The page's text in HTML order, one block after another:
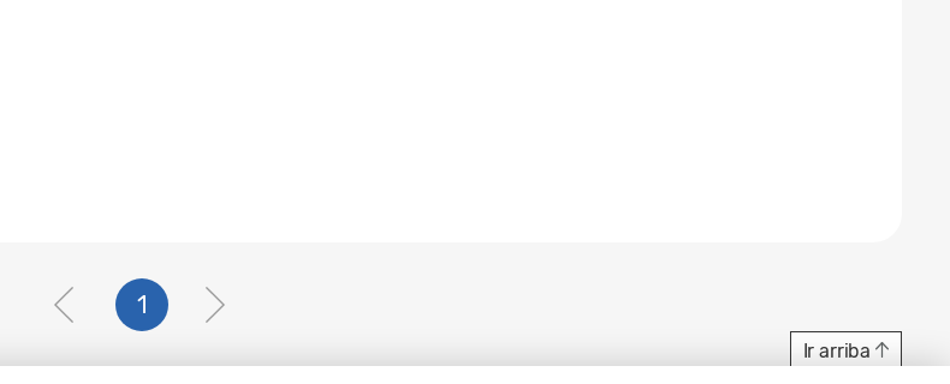
1
Ir arriba